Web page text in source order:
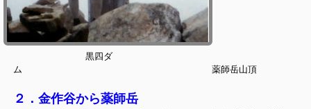
黒四ダ
ム 薬師岳山頂
２．金作谷から薬師岳